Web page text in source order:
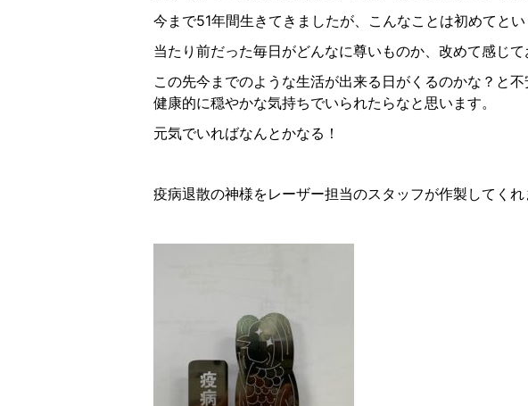
今まで51年間生きてきましたが、こんなことは初めてとい
当たり前だった毎日がどんなに尊いものか、改めて感じて
この先今までのような生活が出来る日がくるのかな？と
健康的に穏やかな気持ちでいられたらなと思います。
元気でいればなんとかなる！
疫病退散の神様をレーザー担当のスタッフが作製してくれ